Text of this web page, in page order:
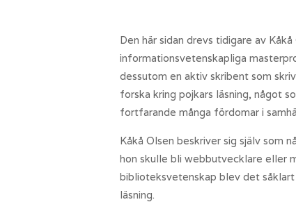
Den här sidan drevs tidigare av
informationsvetenskapliga
dessutom en aktiv skribent som
forska kring pojkars läsning, något
fortfarande många fördomar i
Kåkå Olsen beskriver sig själv som
hon skulle bli webbutvecklare eller
biblioteksvetenskap blev det
läsning.